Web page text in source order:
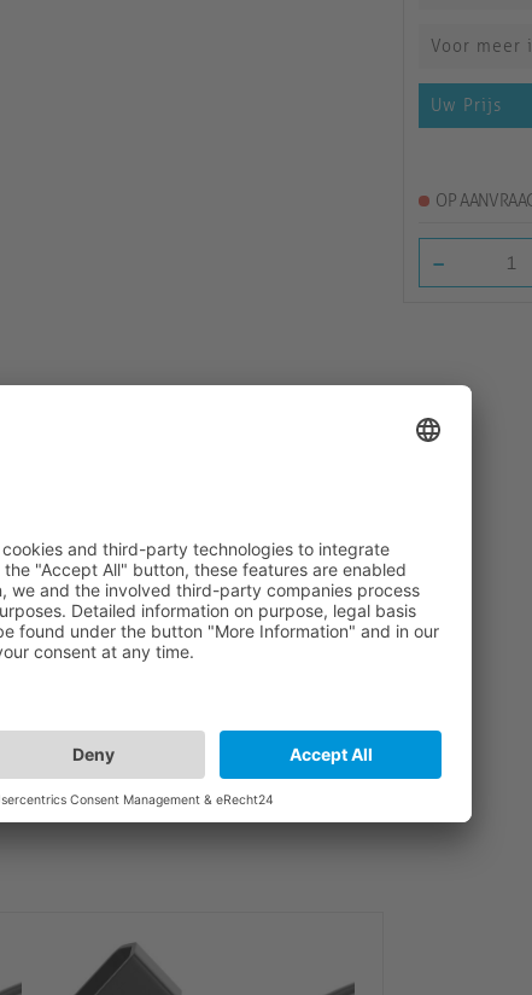
Voor meer
Uw Prijs
OP
-
16A.
veiligheid en efficiëntie. Dit
C19-contactdoos wordt